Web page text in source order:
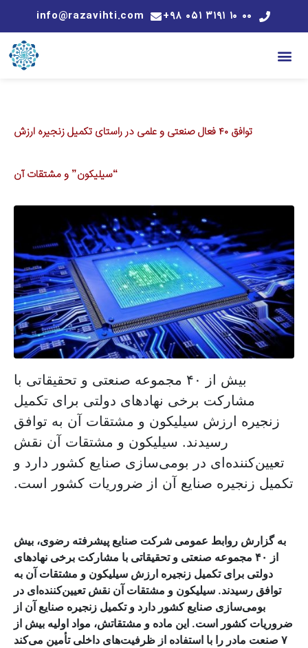
۰۰ ۱۰ ۳۱۹۱ ۰۵۱ ۹۸+ info@razavihti.com
توافق ۴۰ فعال صنعتی و علمی در راستای تکمیل زنجیره ارزش
“سیلیکون” و مشتقات آن
بیش از ۴۰ مجموعه صنعتی و تحقیقاتی با
مشارکت برخی نهاد‌های دولتی برای تکمیل
زنجیره ارزش سیلیکون و مشتقات آن به توافق
رسیدند. سیلیکون و مشتقات آن نقش
تعیین‌کننده‌ای در بومی‌سازی صنایع کشور دارد و
تکمیل زنجیره صنایع آن از ضروریات کشور است.
به گزارش روابط عمومی شرکت صنایع پیشرفته رضوی، بیش
از ۴۰ مجموعه صنعتی و تحقیقاتی با مشارکت برخی نهاد‌های
دولتی برای تکمیل زنجیره ارزش سیلیکون و مشتقات آن به
توافق رسیدند. سیلیکون و مشتقات آن نقش تعیین‌کننده‌ای در
بومی‌سازی صنایع کشور دارد و تکمیل زنجیره صنایع آن از
ضروریات کشور است. این ماده و مشتقاتش، مواد اولیه بیش از
۷ صنعت مادر را با استفاده از ظرفیت‌های داخلی تأمین می‌کند